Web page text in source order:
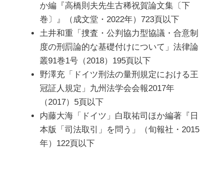
か編『高橋則夫先生古稀祝賀論文集〔下
巻〕』（成文堂・2022年）723頁以下
土井和重「捜査・公判協力型協議・合意制
度の刑罰論的な基礎付けについて」法律論
叢91巻1号（2018）195頁以下
野澤充「ドイツ刑法の量刑規定における王
冠証人規定」九州法学会会報2017年
（2017）5頁以下
内藤大海「ドイツ」白取祐司ほか編著『日
本版「司法取引」を問う」（旬報社・2015
年）122頁以下